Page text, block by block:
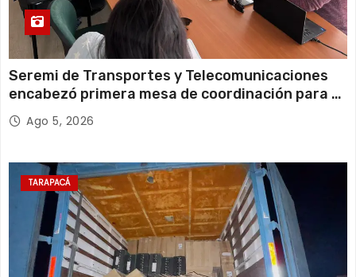
Seremi de Transportes y Telecomunicaciones
encabezó primera mesa de coordinación para el
retiro de cables en desuso en Iquique
Ago 5, 2026
TARAPACÁ